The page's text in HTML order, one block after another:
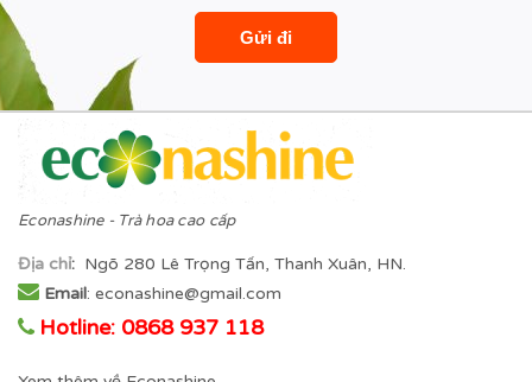
Econashine - Trà hoa cao cấp
Địa chỉ: Ngõ 280 Lê Trọng Tấn, Thanh Xuân, HN.
Email: econashine@gmail.com
Hotline: 0868 937 118